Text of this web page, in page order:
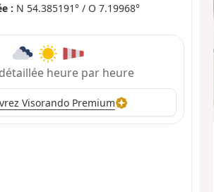
: N 54.385191° / O 7.19968°
heure par heure
Visorando Premium